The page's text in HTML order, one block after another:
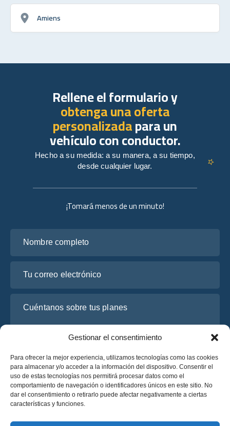
Gestionar el consentimiento
Para ofrecer la mejor experiencia, utilizamos tecnologías como las cookies
para almacenar y/o acceder a la información del dispositivo. Consentir el
uso de estas tecnologías nos permitirá procesar datos como el
comportamiento de navegación o identificadores únicos en este sitio. No
dar el consentimiento o retirarlo puede afectar negativamente a ciertas
características y funciones.
Amiens
¡Tomará menos de un minuto!
He leído y acepto la
Rellene el formulario y
obtenga una oferta
personalizadapara un
vehículo con conductor.
Hecho a su medida: a su manera, a su tiempo,
desde cualquier lugar.